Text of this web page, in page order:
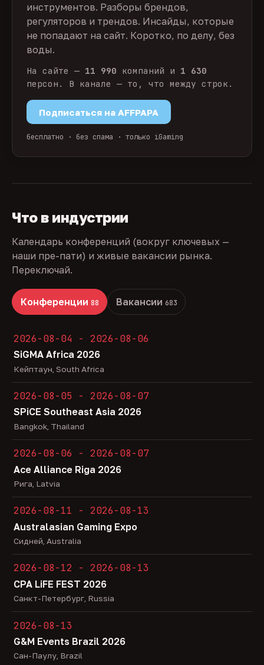
инструментов. Разборы брендов,
регуляторов и трендов. Инсайды, которые
не попадают на сайт. Коротко, по делу, без
воды.
На сайте — 11 990 компаний и 1 630
персон. В канале — то, что между строк.
Подписаться на AFFPAPA
бесплатно · без спама · только iGaming
Что в индустрии
Календарь конференций (вокруг ключевых —
наши пре-пати) и живые вакансии рынка.
Переключай.
Конференции 88 Вакансии 683
2026-08-04 - 2026-08-06
SiGMA Africa 2026
Кейптаун, South Africa
2026-08-05 - 2026-08-07
SPiCE Southeast Asia 2026
Bangkok, Thailand
2026-08-06 - 2026-08-07
Ace Alliance Riga 2026
Рига, Latvia
2026-08-11 - 2026-08-13
Australasian Gaming Expo
Сидней, Australia
2026-08-12 - 2026-08-13
CPA LiFE FEST 2026
Санкт-Петербург, Russia
2026-08-13
G&M Events Brazil 2026
Сан-Паулу, Brazil